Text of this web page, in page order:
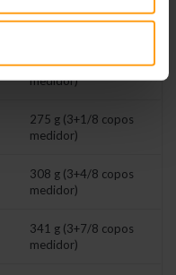
203 g (2+3/8 copos
medidor)
240 g (2+6/8 copos
medidor)
275 g (3+1/8 copos
medidor)
308 g (3+4/8 copos
medidor)
341 g (3+7/8 copos
medidor)